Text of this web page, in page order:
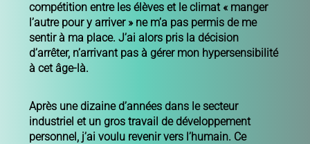
compétition entre les élèves et le climat « manger
l’autre pour y arriver » ne m’a pas permis de me
sentir à ma place. J’ai alors pris la décision
d’arrêter, n’arrivant pas à gérer mon hypersensibilité
à cet âge-là.
Après une dizaine d’années dans le secteur
industriel et un gros travail de développement
personnel, j’ai voulu revenir vers l’humain. Ce